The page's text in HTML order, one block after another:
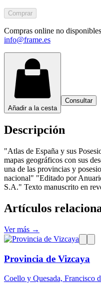
Comprar
Compras online no
info@frame.es
Añadir a la cesta
Consultar
Descripción
"Atlas de España y sus
mapas geográficos con sus
una de las provincias y
nacional" "Editado por
S.A." Texto manuscrito en
Artículos
Ver más →
Provincia de Vizcaya
Coello y Quesada, Francisco